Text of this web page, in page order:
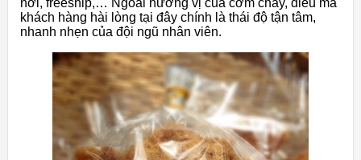
khách hàng hài lòng tại đây chính là thái độ tận tâm,
nhanh nhẹn của đội ngũ nhân viên.